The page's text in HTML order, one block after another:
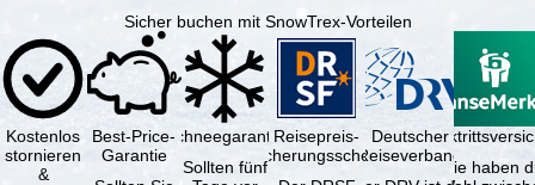
Sicher buchen mit SnowTrex-Vorteilen
Kostenlos
stornieren
&
Best-Price-
Garantie
Schneegarantie
Sollten fünf
Reisepreis-
Sicherungsschein
Deutscher
Reiseverband
Sie haben